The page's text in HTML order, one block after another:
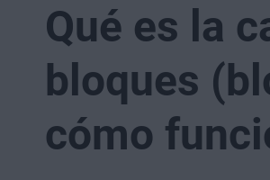
Qué es la
bloques
cómo